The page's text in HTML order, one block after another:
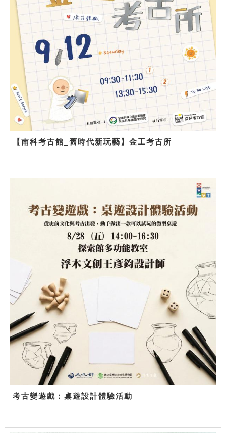
【南科考古館_舊時代新玩藝】金工考古所
考古變遊戲：桌遊設計體驗活動